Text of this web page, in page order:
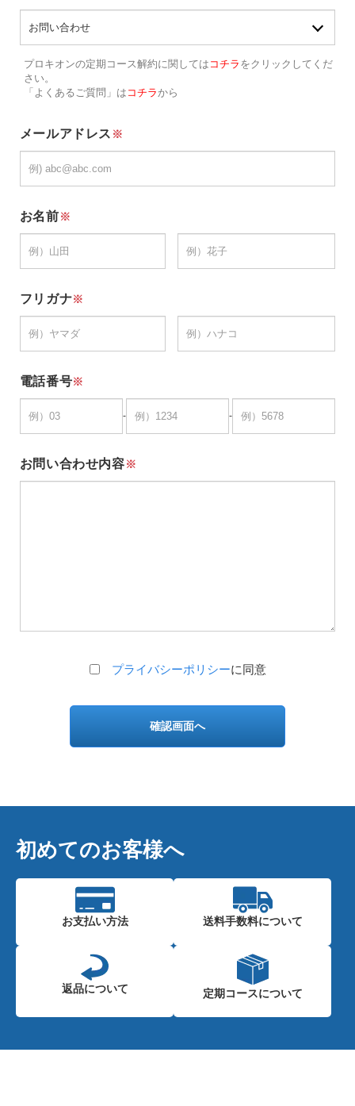
プロキオンの定期コース解約に関しては コチラ をクリックしてくだ
さい。
「よくあるご質問」は コチラから
メールアドレス ※
お名前※
フリガナ※
電話番号※
- -
お問い合わせ内容※
プライバシーポリシーに同意
初めてのお客様へ
お支払い方法 送料手数料について
返品について 定期コースについて